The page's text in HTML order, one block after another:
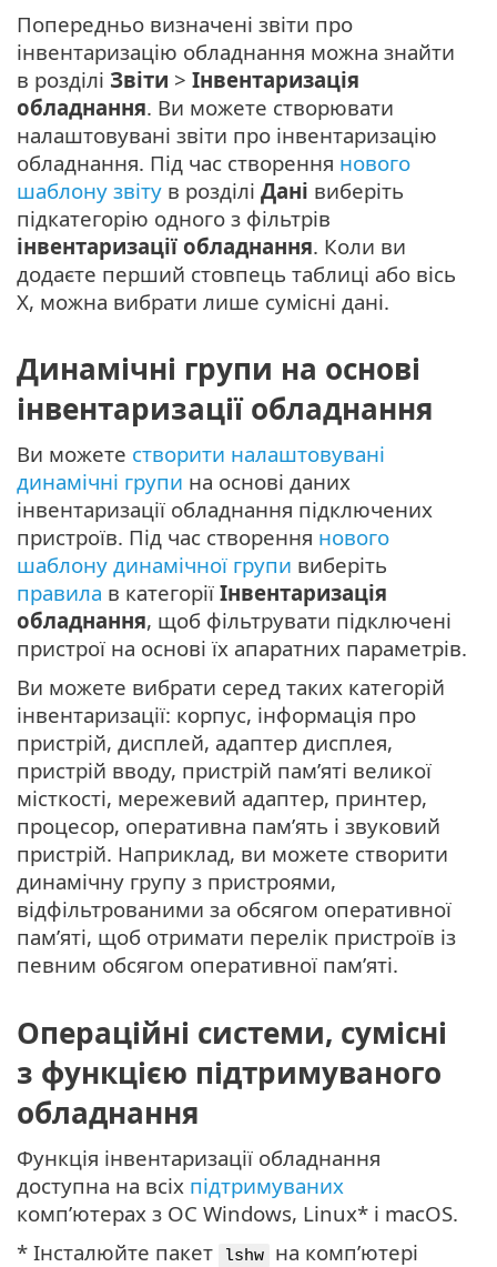
Попередньо визначені звіти про
інвентаризацію обладнання можна знайти
в розділі Звіти > Інвентаризація
обладнання. Ви можете створювати
налаштовувані звіти про інвентаризацію
обладнання. Під час створення нового
шаблону звіту в розділі Дані виберіть
підкатегорію одного з фільтрів
інвентаризації обладнання. Коли ви
додаєте перший стовпець таблиці або вісь
X, можна вибрати лише сумісні дані.
Динамічні групи на основі
інвентаризації обладнання
Ви можете створити налаштовувані
динамічні групи на основі даних
інвентаризації обладнання підключених
пристроїв. Під час створення нового
шаблону динамічної групи виберіть
правила в категорії Інвентаризація
обладнання, щоб фільтрувати підключені
пристрої на основі їх апаратних параметрів.
Ви можете вибрати серед таких категорій
інвентаризації: корпус, інформація про
пристрій, дисплей, адаптер дисплея,
пристрій вводу, пристрій пам’яті великої
місткості, мережевий адаптер, принтер,
процесор, оперативна пам’ять і звуковий
пристрій. Наприклад, ви можете створити
динамічну групу з пристроями,
відфільтрованими за обсягом оперативної
пам’яті, щоб отримати перелік пристроїв із
певним обсягом оперативної пам’яті.
Операційні системи, сумісні
з функцією підтримуваного
обладнання
Функція інвентаризації обладнання
доступна на всіх підтримуваних
комп’ютерах з ОС Windows, Linux* і macOS.
* Інсталюйте пакет
lshw
на комп’ютері